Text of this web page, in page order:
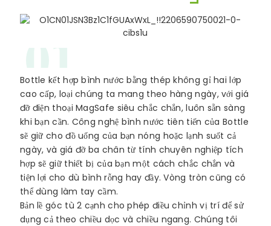
01
Bottle kết hợp bình nước bằng thép không gỉ hai lớp
cao cấp, loại chúng ta mang theo hàng ngày, với giá
đỡ điện thoại MagSafe siêu chắc chắn, luôn sẵn sàng
khi bạn cần. Công nghệ bình nước tiên tiến của Bottle
sẽ giữ cho đồ uống của bạn nóng hoặc lạnh suốt cả
ngày, và giá đỡ ba chân từ tính chuyên nghiệp tích
hợp sẽ giữ thiết bị của bạn một cách chắc chắn và
tiện lợi cho dù bình rỗng hay đầy. Vòng tròn cũng có
thể dùng làm tay cầm.
Bản lề góc tù 2 cạnh cho phép điều chỉnh vị trí để sử
dụng cả theo chiều dọc và chiều ngang. Chúng tôi